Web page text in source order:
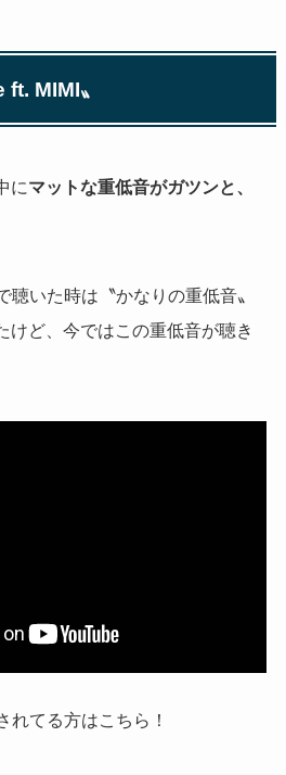
MIMI〟
にマットな重低音がガツンと、
聴いた時は〝かなりの重低音〟
けど、今ではこの重低音が聴き
れてる方はこちら！